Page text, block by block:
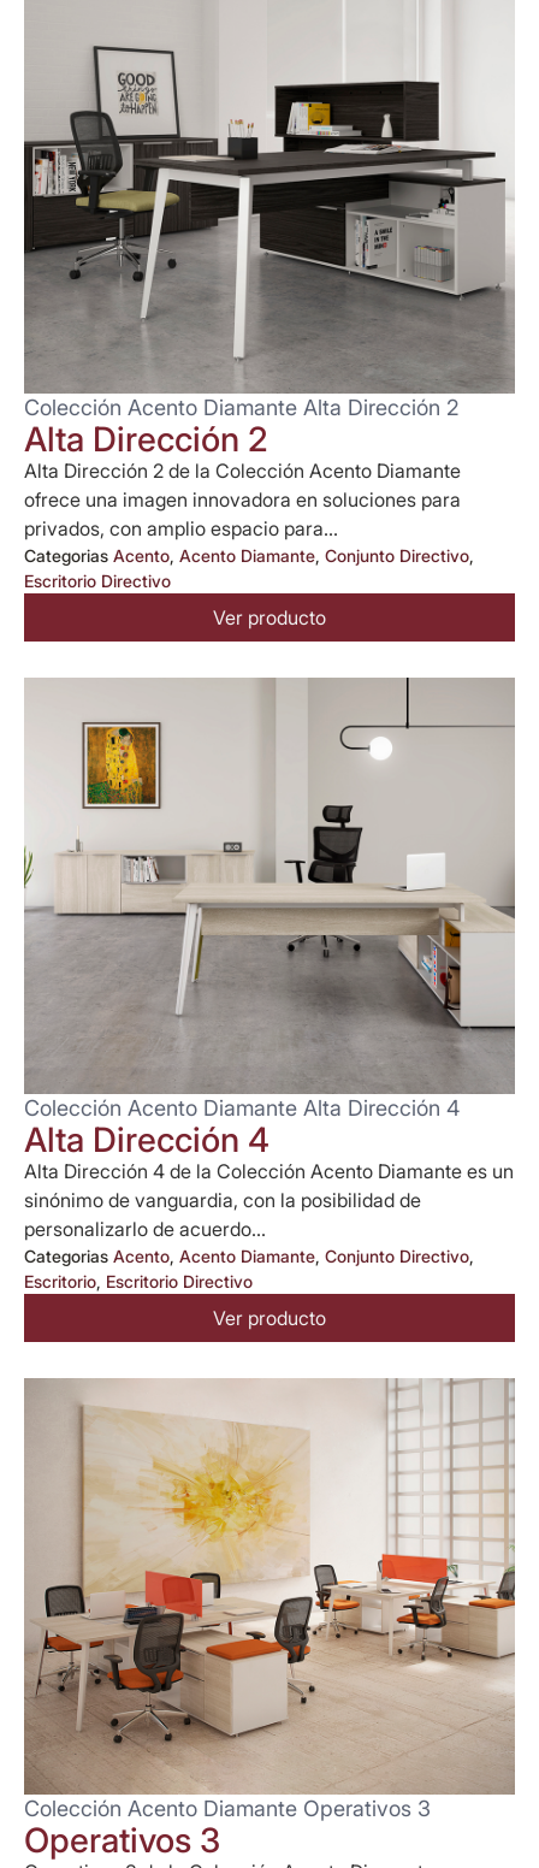
Colección Acento Diamante Alta Dirección 2
Alta Dirección 2
Alta Dirección 2 de la Colección Acento Diamante
ofrece una imagen innovadora en soluciones para
privados, con amplio espacio para...
Categorias Acento, Acento Diamante, Conjunto Directivo,
Escritorio Directivo
Ver producto
Colección Acento Diamante Alta Dirección 4
Alta Dirección 4
Alta Dirección 4 de la Colección Acento Diamante es un
sinónimo de vanguardia, con la posibilidad de
personalizarlo de acuerdo...
Categorias Acento, Acento Diamante, Conjunto Directivo,
Escritorio, Escritorio Directivo
Ver producto
Colección Acento Diamante Operativos 3
Operativos 3